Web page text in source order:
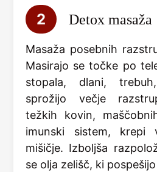
2 Detox masaža
Masaža posebnih
Masirajo se točke po
stopala, dlani,
sprožijo večje
težkih kovin,
imunski sistem, krepi
mišičje. Izboljša
se olja zelišč, ki